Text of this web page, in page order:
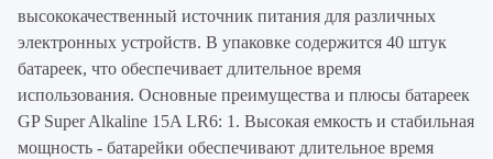
высококачественный источник питания для различных
электронных устройств. В упаковке содержится 40 штук
батареек, что обеспечивает длительное время
использования. Основные преимущества и плюсы батареек
GP Super Alkaline 15A LR6: 1. Высокая емкость и стабильная
мощность - батарейки обеспечивают длительное время